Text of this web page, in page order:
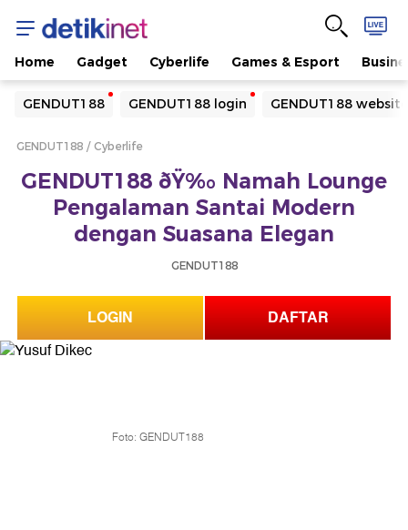
Home Gadget Cyberlife Games & Esport
GENDUT188 GENDUT188 login GENDUT188 website
Yang sedang ramai dicari
Loading...
Loading...
GENDUT188 Cyberlife
GENDUT188 ðŸ‰ Namah Lounge
Pengalaman Santai Modern
dengan Suasana Elegan
GENDUT188
LOGIN DAFTAR
Foto: GENDUT188